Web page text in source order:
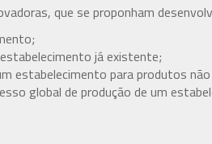
que se proponham
já existente;
estabelecimento para produtos
global de produção de um